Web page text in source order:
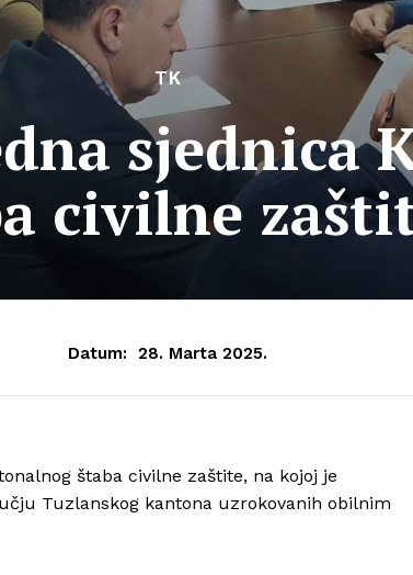
TK
sjednica
civilne
Datum: 28. Marta 2025.
štaba civilne zaštite, na kojoj je
Tuzlanskog kantona uzrokovanih obilnim